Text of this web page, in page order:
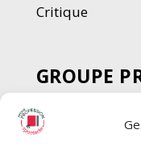
Critique
GROUPE
SPECTACLE
Chèque